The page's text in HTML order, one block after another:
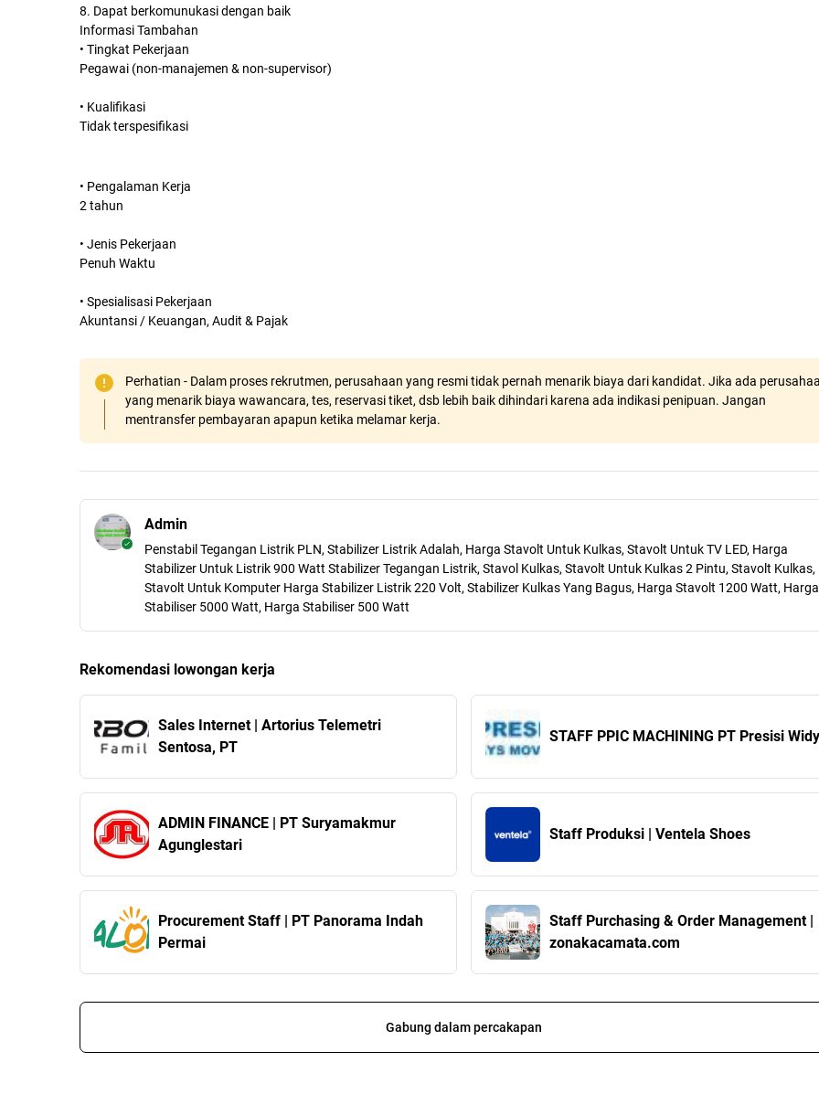
8. Dapat berkomunukasi dengan baik
Informasi Tambahan
• Tingkat Pekerjaan
Pegawai (non-manajemen & non-supervisor)
• Kualifikasi
Tidak terspesifikasi
• Pengalaman Kerja
2 tahun
• Jenis Pekerjaan
Penuh Waktu
• Spesialisasi Pekerjaan
Akuntansi / Keuangan, Audit & Pajak
Perhatian - Dalam proses rekrutmen, perusahaan yang resmi tidak pernah menarik biaya dari kandidat. Jika ada
yang menarik biaya wawancara, tes, reservasi tiket, dsb lebih baik dihindari karena ada indikasi penipuan. Jangan
mentransfer pembayaran apapun ketika melamar kerja.
Admin
Penstabil Tegangan Listrik PLN, Stabilizer Listrik Adalah, Harga Stavolt Untuk Kulkas, Stavolt Untuk TV LED, Harga
Stabilizer Untuk Listrik 900 Watt Stabilizer Tegangan Listrik, Stavol Kulkas, Stavolt Untuk Kulkas 2 Pintu, Stavolt Kulkas,
Stavolt Untuk Komputer Harga Stabilizer Listrik 220 Volt, Stabilizer Kulkas Yang Bagus, Harga Stavolt 1200 Watt, Harga
Stabiliser 5000 Watt, Harga Stabiliser 500 Watt
Rekomendasi lowongan kerja
Sales Internet | Artorius Telemetri
Sentosa, PT
STAFF PPIC MACHINING PT Presisi
ADMIN FINANCE | PT Suryamakmur
Agunglestari
Staff Produksi | Ventela Shoes
Procurement Staff | PT Panorama Indah
Permai
Staff Purchasing & Order Management |
zonakacamata.com
Gabung dalam percakapan